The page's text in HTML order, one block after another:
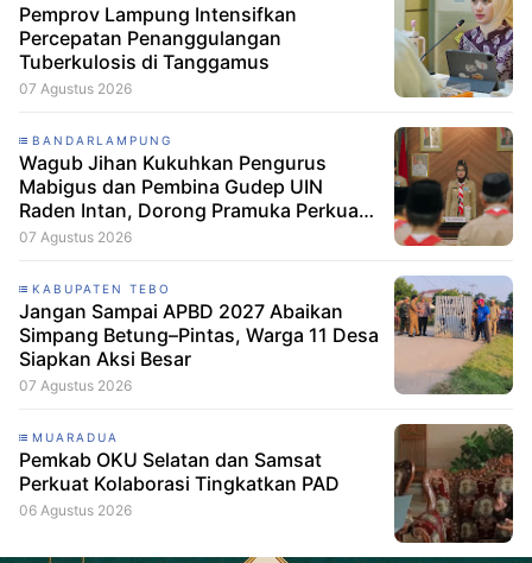
Pemprov Lampung Intensifkan
Percepatan Penanggulangan
Tuberkulosis di Tanggamus
07 Agustus 2026
BANDARLAMPUNG
Wagub Jihan Kukuhkan Pengurus
Mabigus dan Pembina Gudep UIN
Raden Intan, Dorong Pramuka Perkuat
Karakter Generasi Muda
07 Agustus 2026
KABUPATEN TEBO
Jangan Sampai APBD 2027 Abaikan
Simpang Betung–Pintas, Warga 11 Desa
Siapkan Aksi Besar
07 Agustus 2026
MUARADUA
Pemkab OKU Selatan dan Samsat
Perkuat Kolaborasi Tingkatkan PAD
06 Agustus 2026